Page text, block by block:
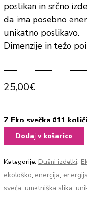
poslikan in srčno
da ima posebno
unikatno poslikavo.
Dimenzije in težo
25,00€
Z Eko svečka #11
Dodaj v košarico
Kategorije: Dušni izdelki,
ekološko, energija,
sveča, umetniška slika,